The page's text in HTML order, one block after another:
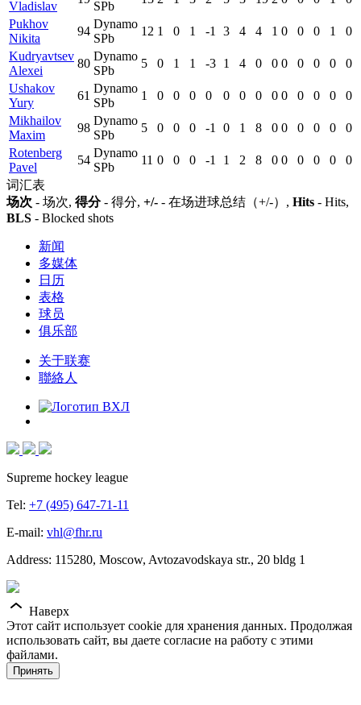
Vladislav SPb
Pukhov
Nikita
94
Dynamo
SPb
12 1 0 1 -1 3 4 4 1 0 0 0 1
0
Kudryavtsev
Alexei
80
Dynamo
SPb
5 0 1 1 -3 1 4 0 0 0 0 0 0
0
Ushakov
Yury
61
Dynamo
SPb
1 0 0 0 0 0 0 0 0 0 0 0 0
0
Mikhailov
Maxim
98
Dynamo
SPb
5 0 0 0 -1 0 1 8 0 0 0 0 0
0
Rotenberg
Pavel
54
Dynamo
SPb
11 0 0 0 -1 1 2 8 0 0 0 0 0
0
词汇表
场次 - 场次, 得分- 得分, +/- - 在场进球总结（+/-）, Hits - Hits,
BLS - Blocked shots
新闻
多媒体
日历
表格
球员
俱乐部
关于联赛
聯絡人
Supreme hockey league
Tel: +7 (495) 647-71-11
E-mail: vhl@fhr.ru
Address: 115280, Moscow, Avtozavodskaya str., 20 bldg 1
Наверх
Этот сайт использует cookie для хранения данных. Продолжая
использовать сайт, вы даете согласие на работу с этими
файлами.
Принять